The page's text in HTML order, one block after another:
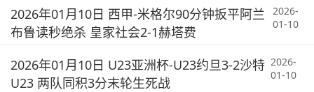
2026年01月10日 西甲-米格尔90分钟扳平阿兰
布鲁读秒绝杀 皇家社会2-1赫塔费
2026-
01-10
2026年01月10日 U23亚洲杯-U23约旦3-2沙特
U23 两队同积3分末轮生死战
2026-
01-10